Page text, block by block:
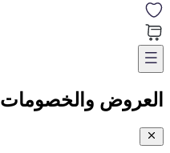
العروض والخصومات